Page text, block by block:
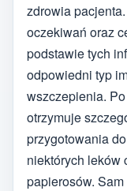
zdrowia
oczekiwań oraz
podstawie tych
odpowiedni typ
wszczepienia.
otrzymuje
przygotowania
niektórych leków
papierosów.